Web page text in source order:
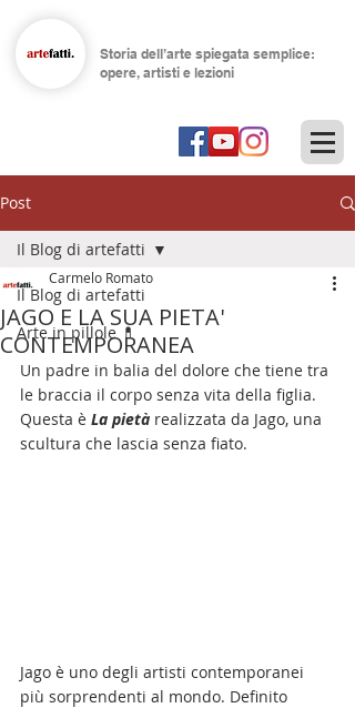
Storia dell’arte spiegata semplice:
opere, artisti e lezioni
Post
Il Blog di artefatti
Arte in pillole 💊
Il Blog di artefatti
JAGO E LA SUA PIETA'
CONTEMPORANEA
Carmelo Romato
Un padre in balia del dolore che tiene tra
le braccia il corpo senza vita della figlia.
Questa è La pietà realizzata da Jago, una
scultura che lascia senza fiato.
Jago è uno degli artisti contemporanei
più sorprendenti al mondo. Definito